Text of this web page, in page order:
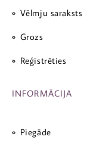
Vēlmju saraksts
Grozs
Reģistrēties
INFORMĀCIJA
Piegāde